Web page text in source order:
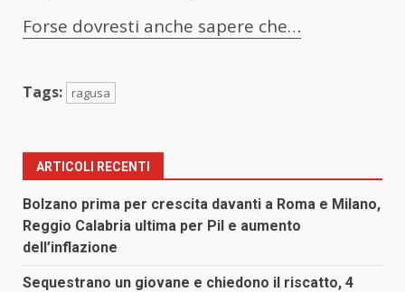
Forse dovresti anche sapere che…
Tags: ragusa
ARTICOLI RECENTI
Bolzano prima per crescita davanti a Roma e Milano,
Reggio Calabria ultima per Pil e aumento
dell’inflazione
Sequestrano un giovane e chiedono il riscatto, 4